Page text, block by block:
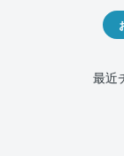
最近